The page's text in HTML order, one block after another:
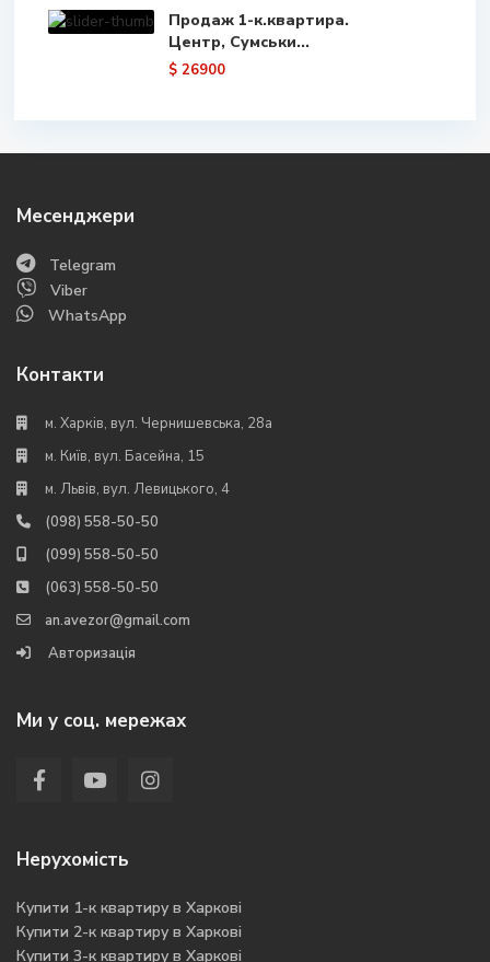
Продаж 1-к.квартира.
Центр, Сумськи...
$ 26900
Месенджери
Telegram
Viber
WhatsApp
Контакти
м. Харків, вул. Чернишевська, 28а
м. Київ, вул. Басейна, 15
м. Львів, вул. Левицького, 4
(098) 558-50-50
(099) 558-50-50
(063) 558-50-50
an.avezor@gmail.com
Авторизація
Ми у соц. мережах
Нерухомість
Купити 1-к квартиру в Харкові
Купити 2-к квартиру в Харкові
Купити 3-к квартиру в Харкові